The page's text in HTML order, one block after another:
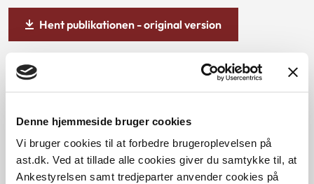
Denne hjemmeside bruger cookies
Vi bruger cookies til at forbedre brugeroplevelsen på
ast.dk. Ved at tillade alle cookies giver du samtykke til, at
Ankestyrelsen samt tredjeparter anvender cookies på
Hent publikationen - original version
Arbejdsmiljø-klagenævnet